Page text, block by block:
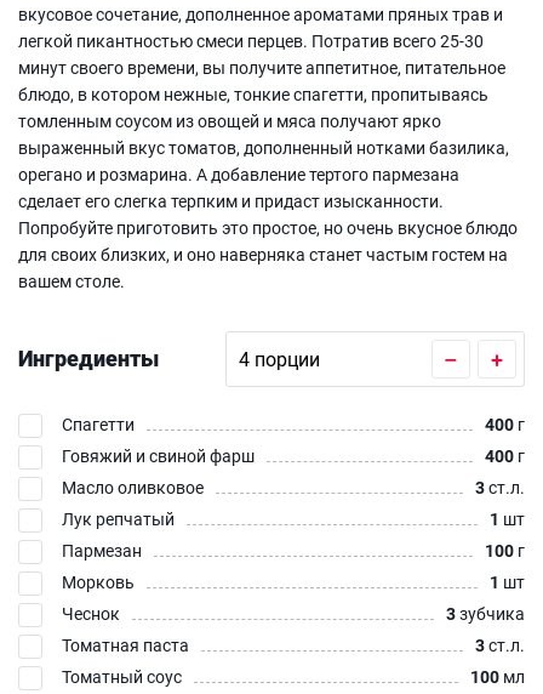
вкусовое сочетание, дополненное ароматами пряных трав и
легкой пикантностью смеси перцев. Потратив всего 25-30
минут своего времени, вы получите аппетитное, питательное
блюдо, в котором нежные, тонкие спагетти, пропитываясь
томленным соусом из овощей и мяса получают ярко
выраженный вкус томатов, дополненный нотками базилика,
орегано и розмарина. А добавление тертого пармезана
сделает его слегка терпким и придаст изысканности.
Попробуйте приготовить это простое, но очень вкусное блюдо
для своих близких, и оно наверняка станет частым гостем на
вашем столе.
Ингредиенты – +
Спагетти 400 г
Говяжий и свиной фарш
400 г
Масло оливковое
3ст.л.
Лук репчатый
1 шт
Пармезан
100 г
Морковь
1 шт
Чеснок
3зубчика
Томатная паста
3ст.л.
Томатный соус
100 мл